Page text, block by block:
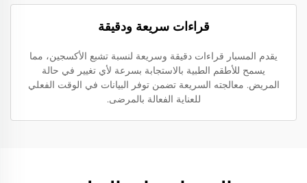
قراءات سريعة ودقيقة
يقدم المسبار قراءات دقيقة وسريعة لنسبة تشبع الأكسجين، مما
يسمح للأطقم الطبية بالاستجابة بسرعة لأي تغيير في حالة
المريض. معالجته السريعة تضمن توفر البيانات في الوقت الفعلي
للعناية الفعالة بالمرضى.